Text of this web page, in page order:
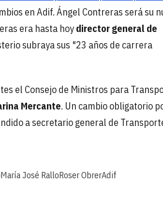
en Adif. Ángel Contreras será su
era hasta hoydirector general de
subraya sus "23 años de carrera
el Consejo de Ministros para
Mercante. Un cambio obligatorio
a secretario general de
María José RalloRoser ObrerAdif